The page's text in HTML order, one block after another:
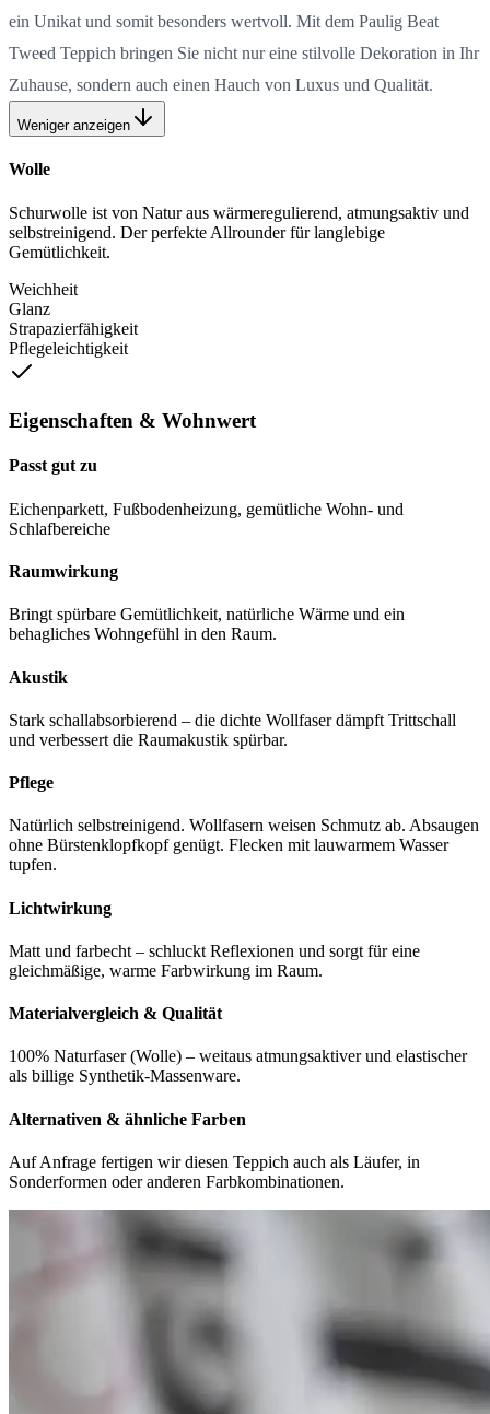
ein Unikat und somit besonders wertvoll. Mit dem Paulig Beat
Tweed Teppich bringen Sie nicht nur eine stilvolle Dekoration in Ihr
Zuhause, sondern auch einen Hauch von Luxus und Qualität.
Weniger anzeigen
Wolle
Schurwolle ist von Natur aus wärmeregulierend, atmungsaktiv und
selbstreinigend. Der perfekte Allrounder für langlebige
Gemütlichkeit.
Weichheit
Glanz
Strapazierfähigkeit
Pflegeleichtigkeit
Eigenschaften & Wohnwert
Passt gut zu
Eichenparkett, Fußbodenheizung, gemütliche Wohn- und
Schlafbereiche
Raumwirkung
Bringt spürbare Gemütlichkeit, natürliche Wärme und ein
behagliches Wohngefühl in den Raum.
Akustik
Stark schallabsorbierend – die dichte Wollfaser dämpft Trittschall
und verbessert die Raumakustik spürbar.
Pflege
Natürlich selbstreinigend. Wollfasern weisen Schmutz ab. Absaugen
ohne Bürstenklopfkopf genügt. Flecken mit lauwarmem Wasser
tupfen.
Lichtwirkung
Matt und farbecht – schluckt Reflexionen und sorgt für eine
gleichmäßige, warme Farbwirkung im Raum.
Materialvergleich & Qualität
100% Naturfaser (Wolle) – weitaus atmungsaktiver und elastischer
als billige Synthetik-Massenware.
Alternativen & ähnliche Farben
Auf Anfrage fertigen wir diesen Teppich auch als Läufer, in
Sonderformen oder anderen Farbkombinationen.